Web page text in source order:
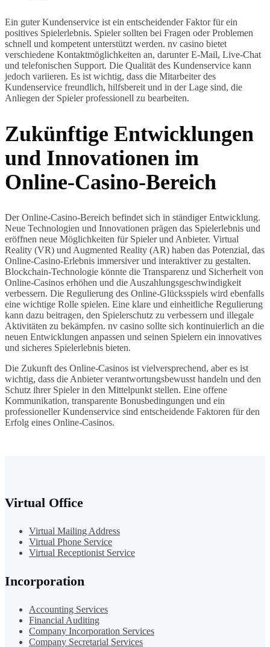
Ein guter Kundenservice ist ein entscheidender Faktor für ein
positives Spielerlebnis. Spieler sollten bei Fragen oder Problemen
schnell und kompetent unterstützt werden. nv casino bietet
verschiedene Kontaktmöglichkeiten an, darunter E-Mail, Live-Chat
und telefonischen Support. Die Qualität des Kundenservice kann
jedoch variieren. Es ist wichtig, dass die Mitarbeiter des
Kundenservice freundlich, hilfsbereit und in der Lage sind, die
Anliegen der Spieler professionell zu bearbeiten.
Zukünftige Entwicklungen
und Innovationen im
Online-Casino-Bereich
Der Online-Casino-Bereich befindet sich in ständiger Entwicklung.
Neue Technologien und Innovationen prägen das Spielerlebnis und
eröffnen neue Möglichkeiten für Spieler und Anbieter. Virtual
Reality (VR) und Augmented Reality (AR) haben das Potenzial, das
Online-Casino-Erlebnis immersiver und interaktiver zu gestalten.
Blockchain-Technologie könnte die Transparenz und Sicherheit von
Online-Casinos erhöhen und die Auszahlungsgeschwindigkeit
verbessern. Die Regulierung des Online-Glücksspiels wird ebenfalls
eine wichtige Rolle spielen. Eine klare und einheitliche Regulierung
kann dazu beitragen, den Spielerschutz zu verbessern und illegale
Aktivitäten zu bekämpfen. nv casino sollte sich kontinuierlich an die
neuen Entwicklungen anpassen und seinen Spielern ein innovatives
und sicheres Spielerlebnis bieten.
Die Zukunft des Online-Casinos ist vielversprechend, aber es ist
wichtig, dass die Anbieter verantwortungsbewusst handeln und den
Schutz ihrer Spieler in den Mittelpunkt stellen. Eine offene
Kommunikation, transparente Bonusbedingungen und ein
professioneller Kundenservice sind entscheidende Faktoren für den
Erfolg eines Online-Casinos.
Virtual Office
Virtual Mailing Address
Virtual Phone Service
Virtual Receptionist Service
Incorporation
Accounting Services
Financial Auditing
Company Incorporation Services
Company Secretarial Services